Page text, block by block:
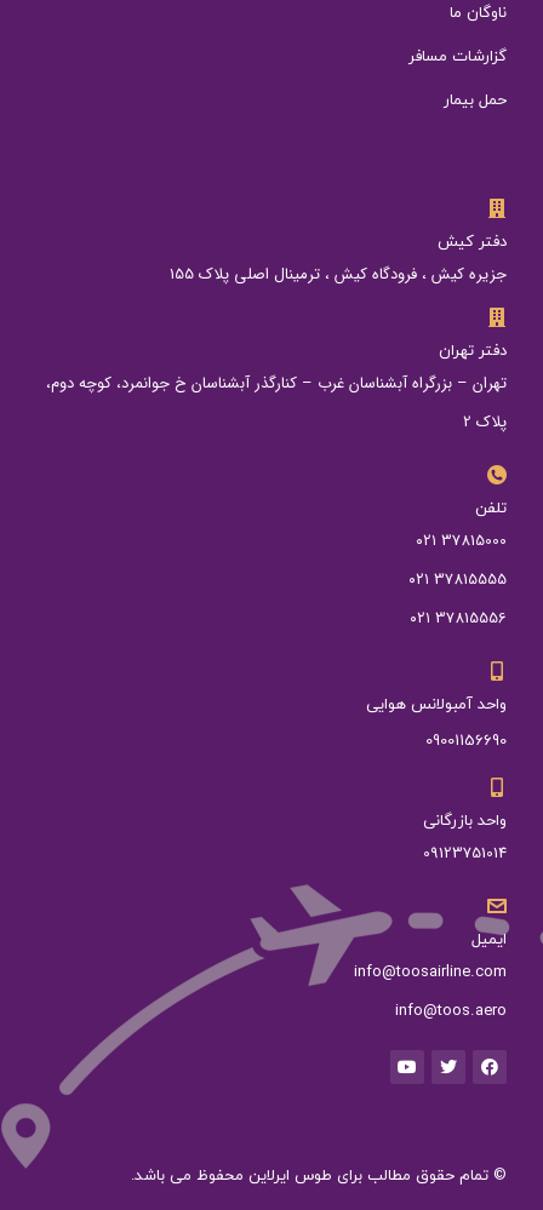
ناوگان ما
گزارشات مسافر
حمل بیمار
دفتر کیش
جزیره کیش ، فرودگاه کیش ، ترمینال اصلی پلاک 155
دفتر تهران
تهران – بزرگراه آبشناسان غرب – کنارگذر آبشناسان خ جوانمرد، کوچه دوم،
پلاک 2
تلفن
37815000 ۰۲۱
37815555 ۰۲۱
37815556 ۰۲۱
واحد آمبولانس هوایی
09001156690
واحد بازرگانی
09123751014
ایمیل
info@toosairline.com
info@toos.aero
© تمام حقوق مطالب برای طوس ایرلاین محفوظ می باشد.